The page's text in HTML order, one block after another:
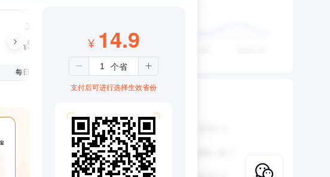
3个月
¥99
每日仅1.08元
¥ 14.9
支付后可进行选择生效省份